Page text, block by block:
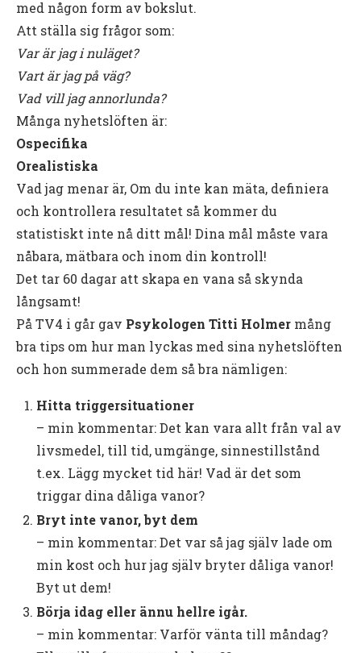
med någon form av bokslut.
Att ställa sig frågor som:
Var är jag i nuläget?
Vart är jag på väg?
Vad vill jag annorlunda?
Många nyhetslöften är:
Ospecifika
Orealistiska
Vad jag menar är, Om du inte kan mäta, definiera
och kontrollera resultatet så kommer du
statistiskt inte nå ditt mål! Dina mål måste vara
nåbara, mätbara och inom din kontroll!
Det tar 60 dagar att skapa en vana så skynda
långsamt!
På TV4 i går gav Psykologen Titti Holmer mång
bra tips om hur man lyckas med sina nyhetslöften
och hon summerade dem så bra nämligen:
Hitta triggersituationer
– min kommentar: Det kan vara allt från val av
livsmedel, till tid, umgänge, sinnestillstånd
t.ex. Lägg mycket tid här! Vad är det som
triggar dina dåliga vanor?
Bryt inte vanor, byt dem
– min kommentar: Det var så jag själv lade om
min kost och hur jag själv bryter dåliga vanor!
Byt ut dem!
Börja idag eller ännu hellre igår.
– min kommentar: Varför vänta till måndag?